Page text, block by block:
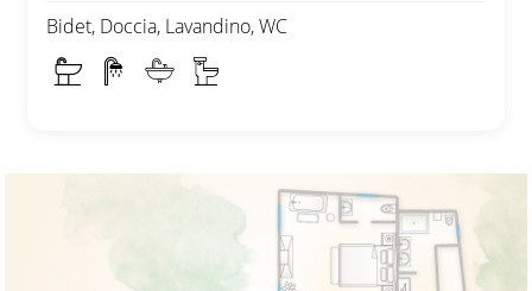
Bidet, Doccia, Lavandino, WC